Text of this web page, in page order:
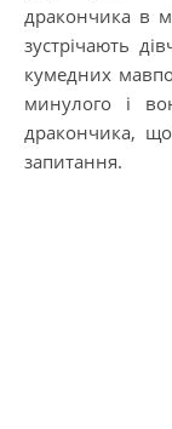
дракончика в
зустрічають
кумедних
минулого і
дракончика,
запитання.